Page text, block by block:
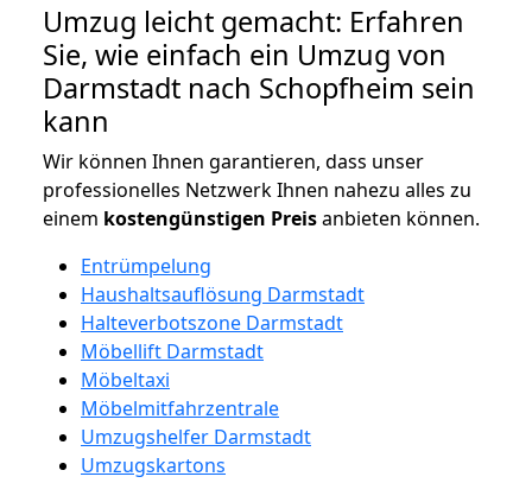
Umzug leicht gemacht: Erfahren
Sie, wie einfach ein Umzug von
Darmstadt nach Schopfheim sein
kann
Wir können Ihnen garantieren, dass unser
professionelles Netzwerk Ihnen nahezu alles zu
einem kostengünstigen Preisanbieten können.
Entrümpelung
Haushaltsauflösung Darmstadt
Halteverbotszone Darmstadt
Möbellift Darmstadt
Möbeltaxi
Möbelmitfahrzentrale
Umzugshelfer Darmstadt
Umzugskartons